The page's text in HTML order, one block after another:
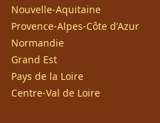
Nouvelle-Aquitaine
Provence-Alpes-Côte d'Azur
Normandie
Grand Est
Pays de la Loire
Centre-Val de Loire